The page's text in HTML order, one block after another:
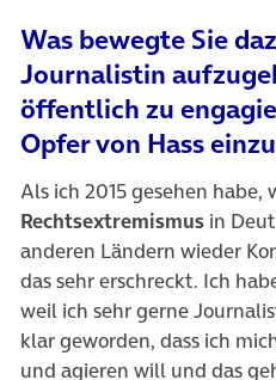
Was bewegte Sie
Journalistin
öffentlich zu
Opfer von Hass
Als ich 2015 gesehen habe,
Rechtsextremismus in
anderen Ländern wieder
das sehr erschreckt. Ich
weil ich sehr gerne
klar geworden, dass ich
und agieren will und das